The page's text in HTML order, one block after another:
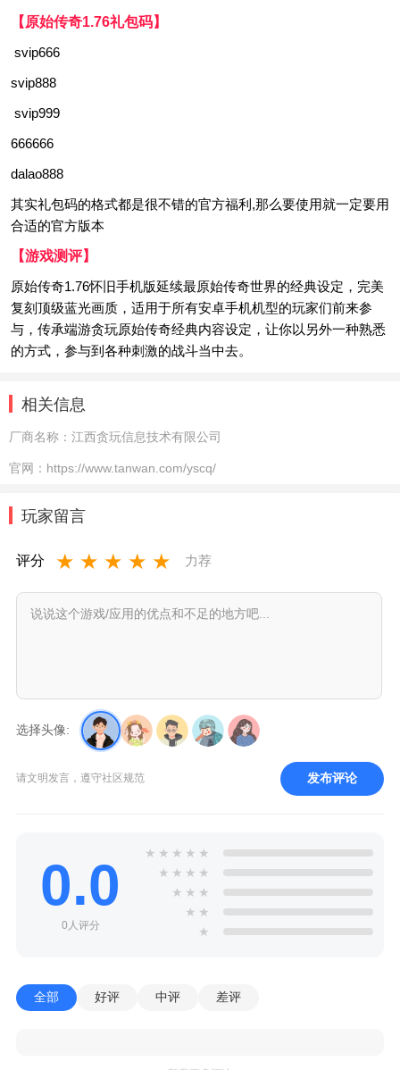
【原始传奇1.76礼包码】
svip666
svip888
svip999
666666
dalao888
其实礼包码的格式都是很不错的官方福利,那么要使用就一定要用
合适的官方版本
【游戏测评】
原始传奇1.76怀旧手机版延续最原始传奇世界的经典设定，完美
复刻顶级蓝光画质，适用于所有安卓手机机型的玩家们前来参
与，传承端游贪玩原始传奇经典内容设定，让你以另外一种熟悉
的方式，参与到各种刺激的战斗当中去。
相关信息
厂商名称： 江西贪玩信息技术有限公司
官网： https://www.tanwan.com/yscq/
玩家留言
评分 ★ ★ ★ ★ ★ 力荐
选择头像:
请文明发言，遵守社区规范 发布评论
0.0
0人评分
★ ★ ★ ★ ★
★ ★ ★ ★
★ ★ ★
★ ★
★
全部 好评 中评 差评